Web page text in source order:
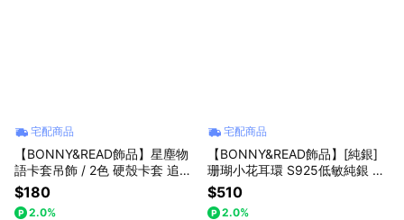
宅配商品
【BONNY&READ飾品】星塵物
語卡套吊飾 / 2色 硬殼卡套 追星
偶像 曬小卡 拍立得 包包掛飾 鑰
匙圈
$180
2.0%
宅配商品
【BONNY&READ飾品】[純銀]
珊瑚小花耳環 S925低敏純銀 鏤
空 花朵 氣質 貼耳 耳針耳環
$510
2.0%